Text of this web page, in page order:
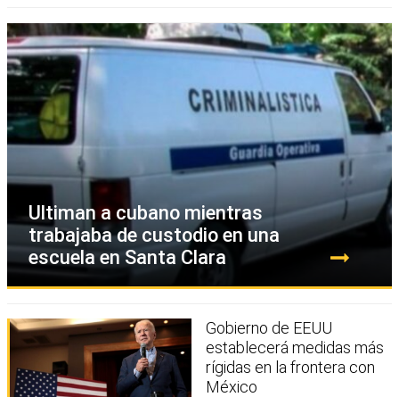
Ultiman a cubano mientras
trabajaba de custodio en una
escuela en Santa Clara
Gobierno de EEUU
establecerá medidas más
rígidas en la frontera con
México